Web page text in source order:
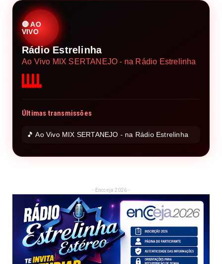
🔴 AO
VIVO
Rádio Estrelinha
Ao Vivo MIX SERTANEJO - na Rádio Estrelinha
Últimas transmissões
🎵 Ao Vivo MIX SERTANEJO - na Rádio Estrelinha
- Encceja 2026 -